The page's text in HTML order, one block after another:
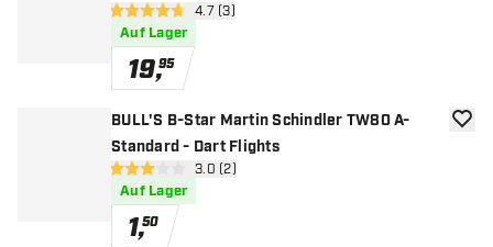
Bewertungsbereich öffnen
4.7 Bewertungssterne
4.7 (3)
Auf Lager
19,95
BULL'S B-Star Martin Schindler TW80 A-
Standard - Dart Flights
Bewertungsbereich öffnen
3 Bewertungssterne
3.0 (2)
Auf Lager
1,50
Zur